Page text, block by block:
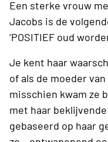
Een sterke vrouw
Jacobs is de
‘POSITIEF oud
Je kent haar
of als de moeder
misschien kwam ze
met haar beklijvende
gebaseerd op haar